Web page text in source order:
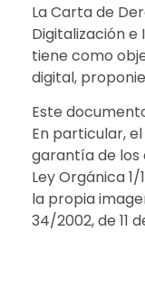
La Carta de
Digitalización e
tiene como
digital,
Este
En particular,
garantía de los
Ley Orgánica
la propia
34/2002, de 11